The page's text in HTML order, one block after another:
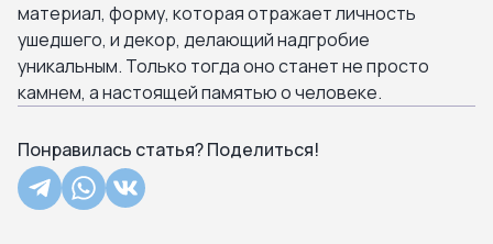
материал, форму, которая отражает личность
ушедшего, и декор, делающий надгробие
уникальным. Только тогда оно станет не просто
камнем, а настоящей памятью о человеке.
Понравилась статья? Поделиться!